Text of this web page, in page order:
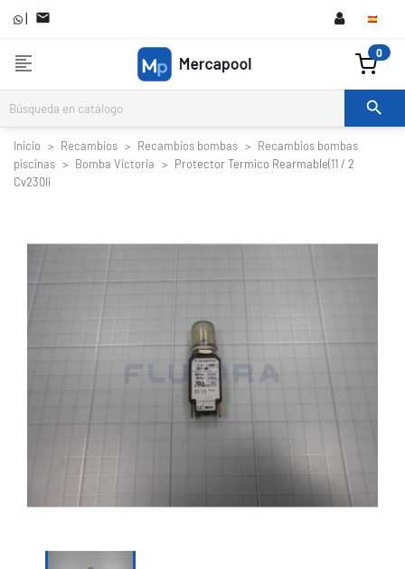
| 
format_align_left 0

Inicio Recambios Recambios bombas
Recambios bombas
piscinas
Bomba Victoria
Protector Termico Rearmable(11 / 2
Cv230Ii